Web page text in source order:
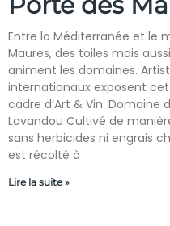
Entre la Méditerranée et le
Maures, des toiles mais
animent les domaines.
internationaux exposent
cadre d’Art & Vin. Domaine
Lavandou Cultivé de
sans herbicides ni engrais
est récolté à
Lire la suite »